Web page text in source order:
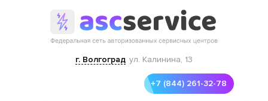
г. Волгоград ул. Калинина, 13
+7 (844) 261-32-78